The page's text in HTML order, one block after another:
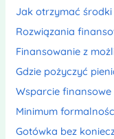
Jak otrzymać
Rozwiązania
Finansowanie z
Gdzie pożyczyć
Wsparcie
Minimum
Gotówka bez